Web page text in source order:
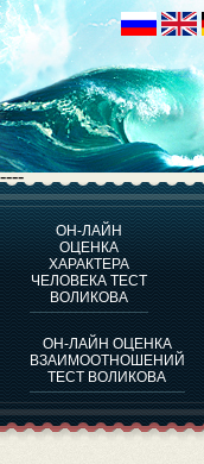
----
ОН-ЛАЙН
ОЦЕНКА
ХАРАКТЕРА
ЧЕЛОВЕКА ТЕСТ
ВОЛИКОВА
ОН-ЛАЙН ОЦЕНКА
ВЗАИМООТНОШЕНИЙ
ТЕСТ ВОЛИКОВА
ОЦЕНКА
ТЕСТ НА